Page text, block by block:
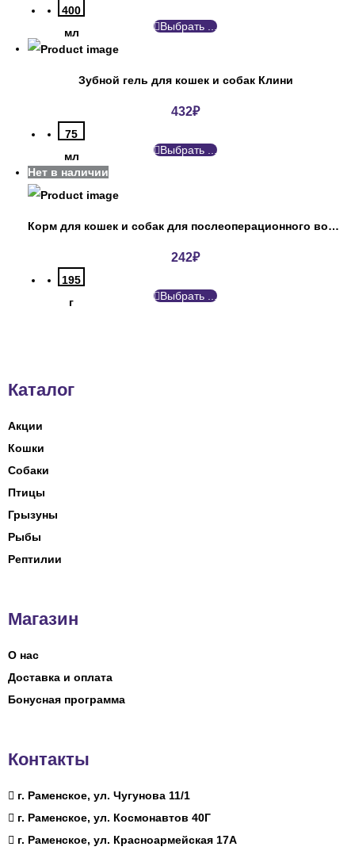
400
мл
Выбрать ...
Зубной гель для кошек и собак Клини
432₽
75
мл
Выбрать ...
Нет в наличии
Корм для кошек и собак для послеоперационного восстановления Пурина
242₽
195
г
Выбрать ...
Каталог
Акции
Кошки
Собаки
Птицы
Грызуны
Рыбы
Рептилии
Магазин
О нас
Доставка и оплата
Бонусная программа
Контакты
г. Раменское, ул. Чугунова 11/1
г. Раменское, ул. Космонавтов 40Г
г. Раменское, ул. Красноармейская 17А